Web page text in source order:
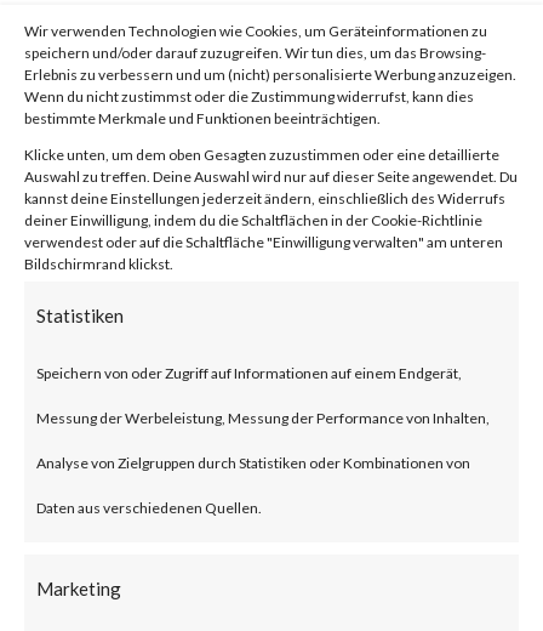
Wir verwenden Technologien wie Cookies, um Geräteinformationen zu
speichern und/oder darauf zuzugreifen. Wir tun dies, um das Browsing-
Erlebnis zu verbessern und um (nicht) personalisierte Werbung anzuzeigen.
Wenn du nicht zustimmst oder die Zustimmung widerrufst, kann dies
bestimmte Merkmale und Funktionen beeinträchtigen.
Klicke unten, um dem oben Gesagten zuzustimmen oder eine detaillierte
Auswahl zu treffen. Deine Auswahl wird nur auf dieser Seite angewendet. Du
kannst deine Einstellungen jederzeit ändern, einschließlich des Widerrufs
deiner Einwilligung, indem du die Schaltflächen in der Cookie-Richtlinie
verwendest oder auf die Schaltfläche "Einwilligung verwalten" am unteren
Bildschirmrand klickst.
Statistiken
Speichern von oder Zugriff auf Informationen auf einem Endgerät,
Messung der Werbeleistung, Messung der Performance von Inhalten,
Analyse von Zielgruppen durch Statistiken oder Kombinationen von
Daten aus verschiedenen Quellen.
Marketing
for file
compression/decompression
and archive management.
What is the Attack?
vulnerability that affects
WinRAR before version 6.23.
The vulnerability allows threat
actors to create a zip file that
the same filename. Opening